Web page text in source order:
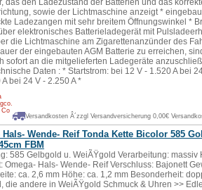
das den Ladezustand der Batterien und das
sowie der Lichtmaschine anzeigt *
Ladezangen mit sehr breitem Öffnungswinkel *
elektronisches Batterieladegerät mit
die Lichtmaschine am Zigarettenanzünder des
der eingebauten AGM Batterie zu erreichen,
sofort an die mitgelieferten Ladegeräte
Daten : * Startstrom: bei 12 V - 1.520 A bei
bei 24 V - 2.250 A *
Co
Versandkosten Â´zzgl Versandversicherung 0,00€
Hals- Wende- Reif Tonda Kette Bicolor 585
FBM
585 Gelbgold u. WeiÃŸgold Verarbeitung:
Omega- Hals- Wende- Reif Verschluss: Bajonett
ca. 2,6 mm Höhe: ca. 1,2 mm Besonderheit:
die andere in WeiÃŸgold Schmuck & Uhren >>